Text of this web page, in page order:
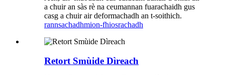
a chuir an sàs rè na ceumannan fuarachaidh gus
casg a chuir air deformachadh an t-soithich.
rannsachadhmion-fhiosrachadh
Retort Smùide Dìreach